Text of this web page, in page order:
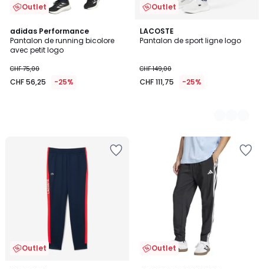
Outlet
adidas Performance
Pantalon de running bicolore
avec petit logo
CHF 75,00
CHF 56,25 -25%
Outlet
LACOSTE
Pantalon de sport ligne logo
CHF 149,00
CHF 111,75 -25%
2
Couleurs
Outlet Outlet